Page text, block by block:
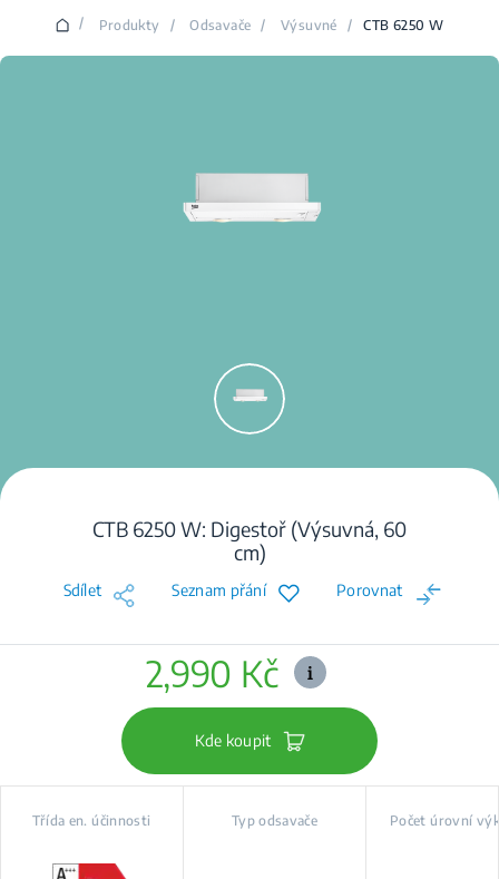
/ Produkty / Odsavače / Výsuvné / CTB 6250 W
CTB 6250 W: Digestoř (Výsuvná, 60
cm)
Sdílet Seznam přání Porovnat
2,990 Kč
Kde koupit
Třída en. účinnosti Typ odsavače Počet úrovní